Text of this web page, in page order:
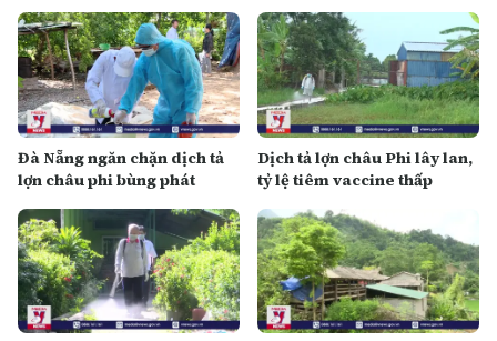
Đà Nẵng ngăn chặn dịch tả
lợn châu phi bùng phát
Dịch tả lợn châu Phi lây lan,
tỷ lệ tiêm vaccine thấp